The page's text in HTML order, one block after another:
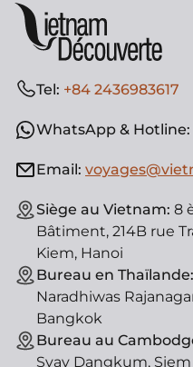
Tel: +84 2436983617
WhatsApp & Hotline:
Email:
Siège au Vietnam: 8
Bâtiment, 214B rue
Kiem, Hanoi
Bureau en Thaïlande:
Naradhiwas
Bangkok
Bureau au
Svay Dangkum,